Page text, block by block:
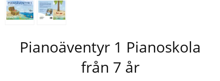
Pianoäventyr 1 Pianoskola
från 7 år